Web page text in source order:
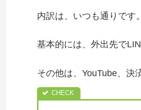
内訳は、いつも通りです。
基本的には、外出先で
その他は、YouTube、決